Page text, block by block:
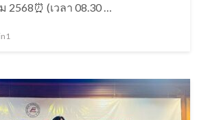
2568⏰ (เวลา 08.30 …